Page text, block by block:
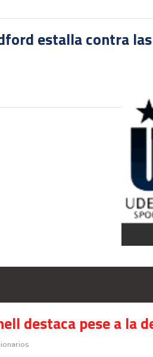
estalla contra
destaca pese a la